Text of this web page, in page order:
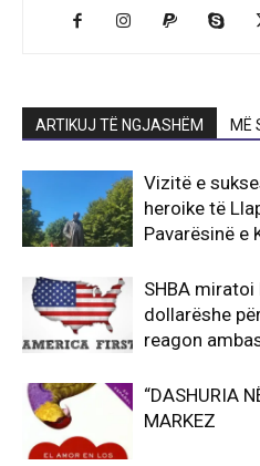
ARTIKUJ TË NGJASHËM MË
Vizitë e
heroike të
Pavarësinë e
SHBA
dollarëshe
reagon
“DASHURIA
MARKEZ